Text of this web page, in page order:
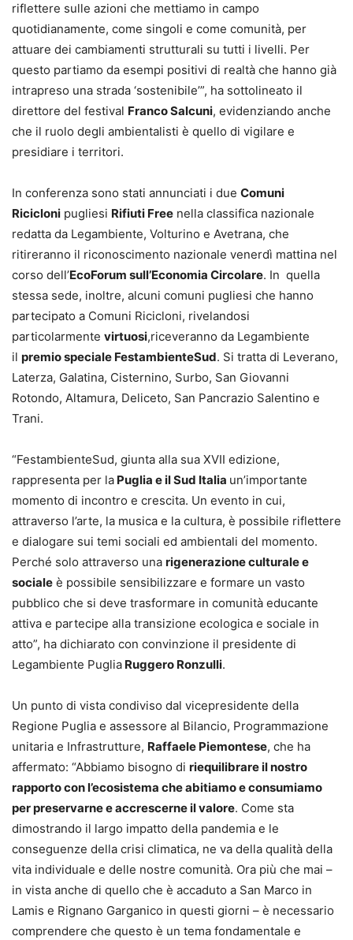
riflettere sulle azioni che mettiamo in campo
quotidianamente, come singoli e come comunità, per
attuare dei cambiamenti strutturali su tutti i livelli. Per
questo partiamo da esempi positivi di realtà che hanno già
intrapreso una strada ‘sostenibile’”, ha sottolineato il
direttore del festival Franco Salcuni, evidenziando anche
che il ruolo degli ambientalisti è quello di vigilare e
presidiare i territori.
In conferenza sono stati annunciati i due Comuni
Ricicloni pugliesi Rifiuti Free nella classifica nazionale
redatta da Legambiente, Volturino e Avetrana, che
ritireranno il riconoscimento nazionale venerdì mattina nel
corso dell’EcoForum sull’Economia Circolare. In quella
stessa sede, inoltre, alcuni comuni pugliesi che hanno
partecipato a Comuni Ricicloni, rivelandosi
particolarmente virtuosi,riceveranno da Legambiente
il premio speciale FestambienteSud. Si tratta di Leverano,
Laterza, Galatina, Cisternino, Surbo, San Giovanni
Rotondo, Altamura, Deliceto, San Pancrazio Salentino e
Trani.
“FestambienteSud, giunta alla sua XVII edizione,
rappresenta per la Puglia e il Sud Italia un’importante
momento di incontro e crescita. Un evento in cui,
attraverso l’arte, la musica e la cultura, è possibile riflettere
e dialogare sui temi sociali ed ambientali del momento.
Perché solo attraverso una rigenerazione culturale e
sociale è possibile sensibilizzare e formare un vasto
pubblico che si deve trasformare in comunità educante
attiva e partecipe alla transizione ecologica e sociale in
atto”, ha dichiarato con convinzione il presidente di
Legambiente Puglia Ruggero Ronzulli.
Un punto di vista condiviso dal vicepresidente della
Regione Puglia e assessore al Bilancio, Programmazione
unitaria e Infrastrutture, Raffaele Piemontese, che ha
affermato: “Abbiamo bisogno di riequilibrare il nostro
rapporto con l’ecosistema che abitiamo e consumiamo
per preservarne e accrescerne il valore. Come sta
dimostrando il largo impatto della pandemia e le
conseguenze della crisi climatica, ne va della qualità della
vita individuale e delle nostre comunità. Ora più che mai –
in vista anche di quello che è accaduto a San Marco in
Lamis e Rignano Garganico in questi giorni – è necessario
comprendere che questo è un tema fondamentale e